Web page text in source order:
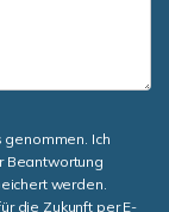
genommen. Ich
Beantwortung
werden.
die Zukunft per E-